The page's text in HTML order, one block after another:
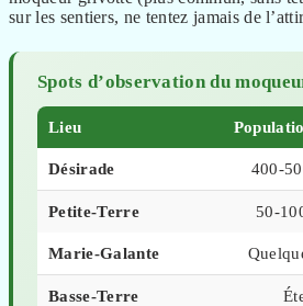
sur les sentiers, ne tentez jamais de
Spots d’observation du
Lieu
Désirade 400-
Petite-Terre 50-
Marie-Galante
Basse-Terre